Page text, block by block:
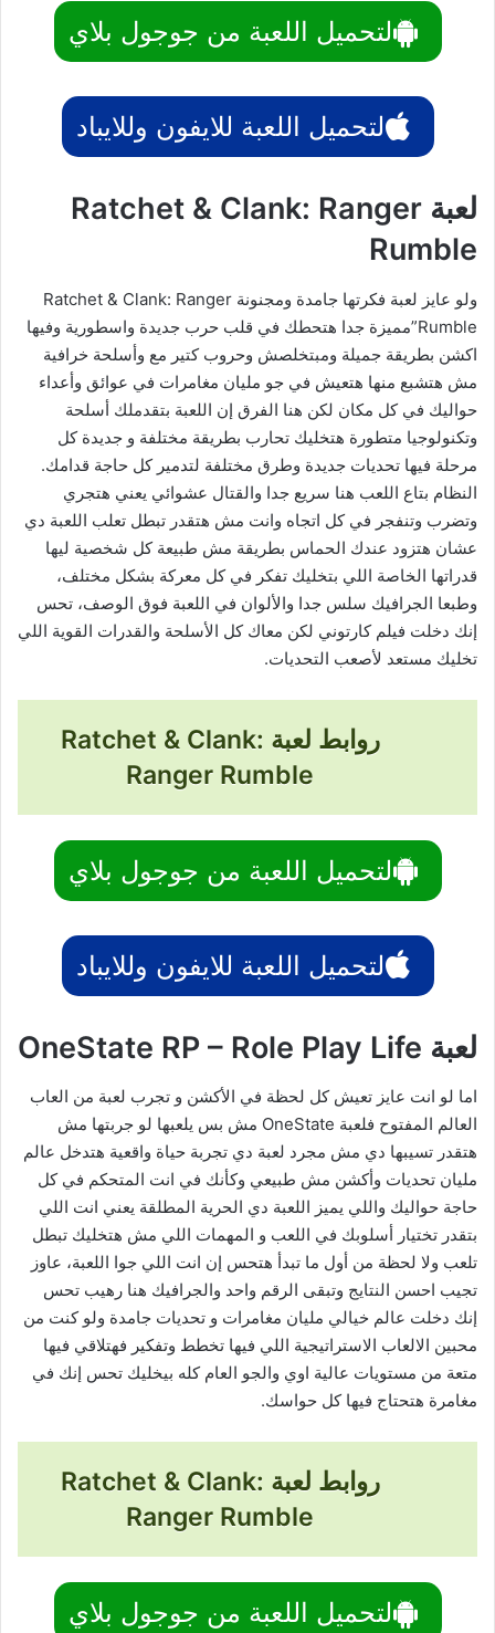
لتحميل اللعبة من جوجول بلاي
لتحميل اللعبة للايفون وللايباد
لعبة Ratchet & Clank: Ranger
Rumble
ولو عايز لعبة فكرتها جامدة ومجنونة Ratchet & Clank: Ranger
Rumble”مميزة جدا هتحطك في قلب حرب جديدة واسطورية وفيها
اكشن بطريقة جميلة ومبتخلصش وحروب كتير مع وأسلحة خرافية
مش هتشبع منها هتعيش في جو مليان مغامرات في عوائق وأعداء
حواليك في كل مكان لكن هنا الفرق إن اللعبة بتقدملك أسلحة
وتكنولوجيا متطورة هتخليك تحارب بطريقة مختلفة و جديدة كل
مرحلة فيها تحديات جديدة وطرق مختلفة لتدمير كل حاجة قدامك.
النظام بتاع اللعب هنا سريع جدا والقتال عشوائي يعني هتجري
وتضرب وتنفجر في كل اتجاه وانت مش هتقدر تبطل تعلب اللعبة دي
عشان هتزود عندك الحماس بطريقة مش طبيعة كل شخصية ليها
قدراتها الخاصة اللي بتخليك تفكر في كل معركة بشكل مختلف،
وطبعا الجرافيك سلس جدا والألوان في اللعبة فوق الوصف، تحس
إنك دخلت فيلم كارتوني لكن معاك كل الأسلحة والقدرات القوية اللي
تخليك مستعد لأصعب التحديات.
روابط لعبة Ratchet & Clank:
Ranger Rumble
لتحميل اللعبة من جوجول بلاي
لتحميل اللعبة للايفون وللايباد
لعبة OneState RP – Role Play Life
اما لو انت عايز تعيش كل لحظة في الأكشن و تجرب لعبة من العاب
العالم المفتوح فلعبة OneState مش بس يلعبها لو جربتها مش
هتقدر تسيبها دي مش مجرد لعبة دي تجربة حياة واقعية هتدخل عالم
مليان تحديات وأكشن مش طبيعي وكأنك في انت المتحكم في كل
حاجة حواليك واللي يميز اللعبة دي الحرية المطلقة يعني انت اللي
بتقدر تختيار أسلوبك في اللعب و المهمات اللي مش هتخليك تبطل
تلعب ولا لحظة من أول ما تبدأ هتحس إن انت اللي جوا اللعبة، عاوز
تجيب احسن النتايج وتبقى الرقم واحد والجرافيك هنا رهيب تحس
إنك دخلت عالم خيالي مليان مغامرات و تحديات جامدة ولو كنت من
محبين الالعاب الاستراتيجية اللي فيها تخطط وتفكير فهتلاقي فيها
متعة من مستويات عالية اوي والجو العام كله بيخليك تحس إنك في
مغامرة هتحتاج فيها كل حواسك.
روابط لعبة Ratchet & Clank:
Ranger Rumble
لتحميل اللعبة من جوجول بلاي